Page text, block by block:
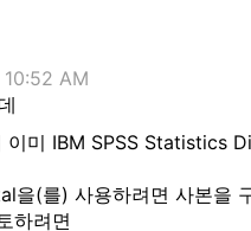
AM
이미 IBM SPSS Statistics
을(를) 사용하려면 사본을
하려면